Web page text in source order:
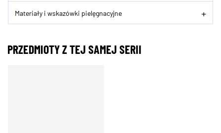
Materiały i wskazówki pielęgnacyjne
PRZEDMIOTY Z TEJ SAMEJ SERII